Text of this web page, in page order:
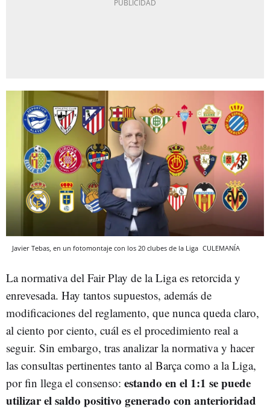
Javier Tebas, en un fotomontaje con los 20 clubes de la Liga CULEMANÍA
La normativa del Fair Play de la Liga es retorcida y
enrevesada. Hay tantos supuestos, además de
modificaciones del reglamento, que nunca queda claro,
al ciento por ciento, cuál es el procedimiento real a
seguir. Sin embargo, tras analizar la normativa y hacer
las consultas pertinentes tanto al Barça como a la Liga,
por fin llega el consenso: estando en el 1:1 se puede
utilizar el saldo positivo generado con anterioridad